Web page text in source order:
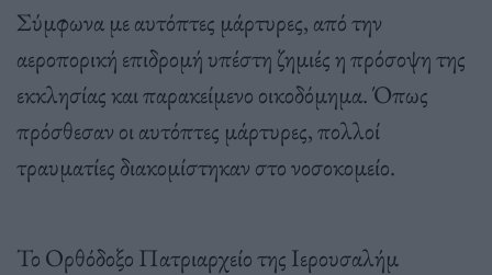
Σύμφωνα με αυτόπτες μάρτυρες, από την
αεροπορική επιδρομή υπέστη ζημιές η πρόσοψη της
εκκλησίας και παρακείμενο οικοδόμημα. Όπως
πρόσθεσαν οι αυτόπτες μάρτυρες, πολλοί
τραυματίες διακομίστηκαν στο νοσοκομείο.
Το Ορθόδοξο Πατριαρχείο της Ιερουσαλήμ